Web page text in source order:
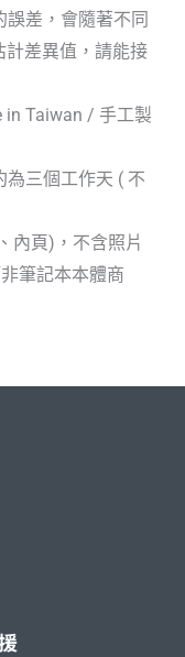
差，會隨著不同
計差異值，請能接
in Taiwan / 手工製
為三個工作天 ( 不
內頁)，不含照片
筆記本本體商